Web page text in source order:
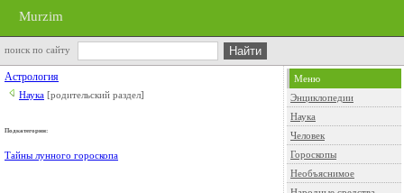
Murzim
поиск по сайту
Астрология
Наука [родительский раздел]
Подкатегории:
Тайны лунного гороскопа
Меню
Энциклопедии
Наука
Человек
Гороскопы
Необъяснимое